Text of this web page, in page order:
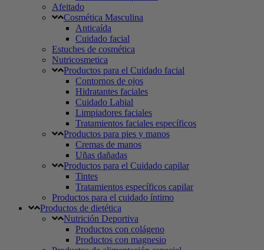
Afeitado
Cosmética Masculina
Anticaída
Cuidado facial
Estuches de cosmética
Nutricosmetica
Productos para el Cuidado facial
Contornos de ojos
Hidratantes faciales
Cuidado Labial
Limpiadores faciales
Tratamientos faciales específicos
Productos para pies y manos
Cremas de manos
Uñas dañadas
Productos para el Cuidado capilar
Tintes
Tratamientos específicos capilar
Productos para el cuidado íntimo
Productos de dietética
Nutrición Deportiva
Productos con colágeno
Productos con magnesio